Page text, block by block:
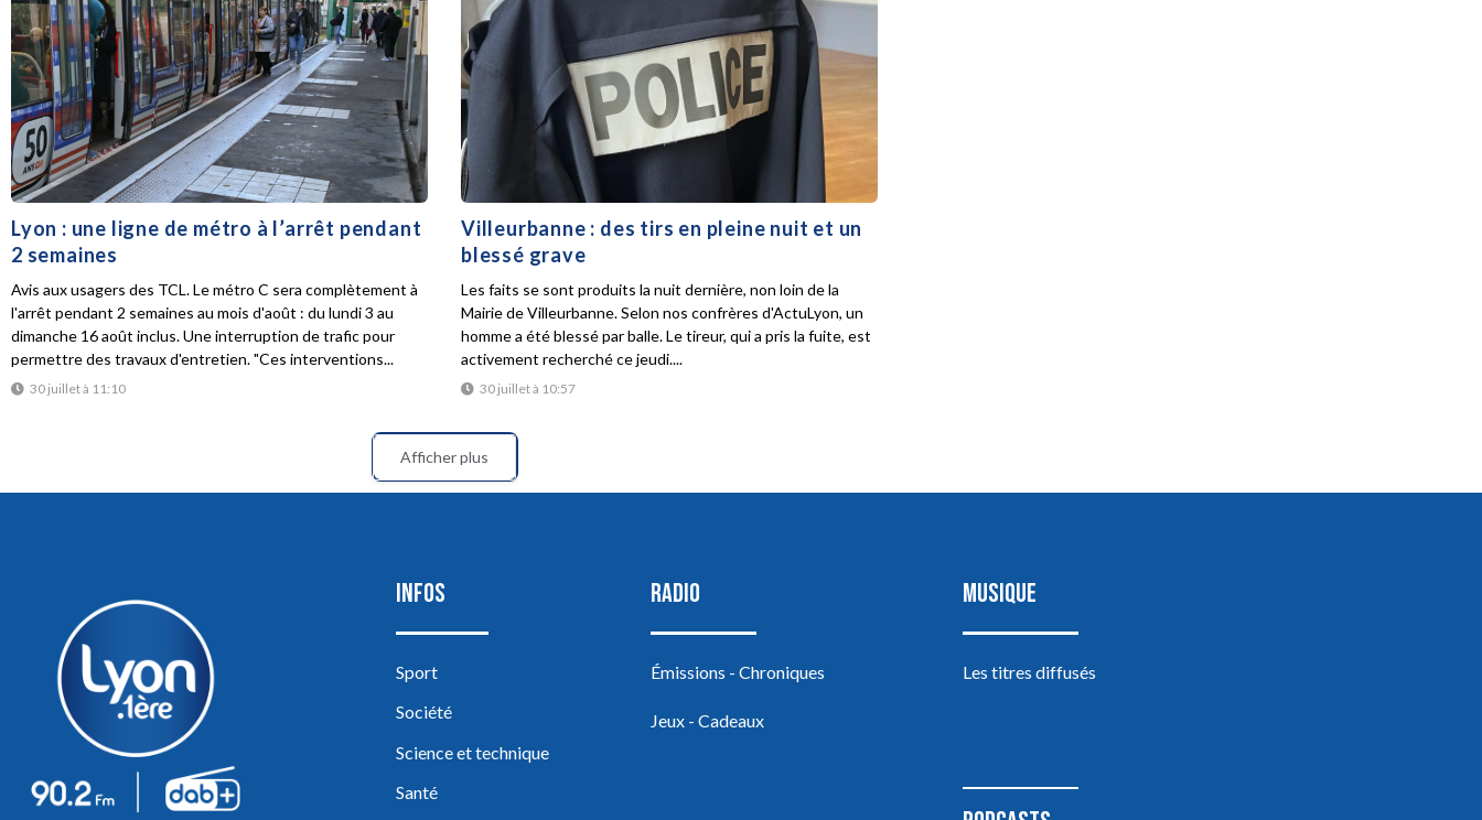
Lyon : une ligne de métro à l’arrêt pendant
2 semaines
30 juillet à 11:10
Avis aux usagers des TCL. Le métro C sera complètement à
l'arrêt pendant 2 semaines au mois d'août : du lundi 3 au
dimanche 16 août inclus. Une interruption de trafic pour
permettre des travaux d'entretien. "Ces interventions...
Villeurbanne : des tirs en pleine nuit et un
blessé grave
30 juillet à 10:57
Les faits se sont produits la nuit dernière, non loin de la
Mairie de Villeurbanne. Selon nos confrères d'ActuLyon, un
homme a été blessé par balle. Le tireur, qui a pris la fuite, est
activement recherché ce jeudi....
Afficher plus
INFOS
Sport
Société
Science et technique
Santé
RADIO
Émissions - Chroniques
Jeux - Cadeaux
MUSIQUE
Les titres diffusés